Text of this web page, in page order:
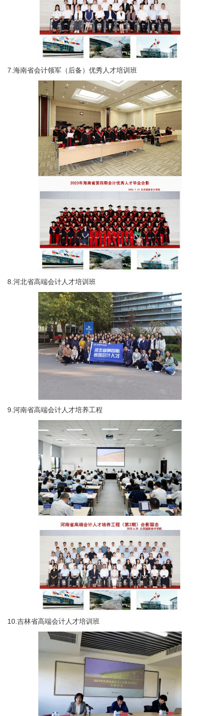
7.海南省会计领军（后备）优秀人才培训班
8.河北省高端会计人才培训班
9.河南省高端会计人才培养工程
10.吉林省高端会计人才培训班